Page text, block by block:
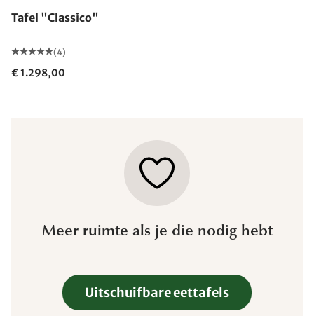
Tafel "Classico"
(4)
€ 1.298,00
Meer ruimte als je die nodig hebt
Uitschuifbare eettafels